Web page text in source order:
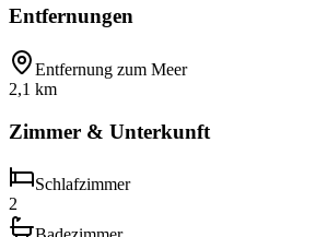
Entfernungen
Entfernung zum Meer
2,1 km
Zimmer & Unterkunft
Schlafzimmer
2